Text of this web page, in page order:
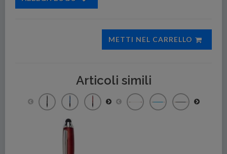
METTI NEL CARRELLO
Articoli simili